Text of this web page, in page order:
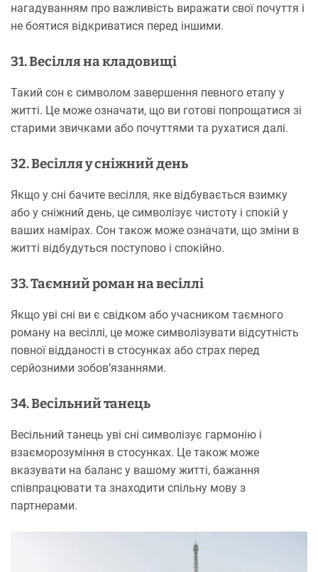
нагадуванням про важливість виражати свої почуття і
не боятися відкриватися перед іншими.
31. Весілля на кладовищі
Такий сон є символом завершення певного етапу у
житті. Це може означати, що ви готові попрощатися зі
старими звичками або почуттями та рухатися далі.
32. Весілля у сніжний день
Якщо у сні бачите весілля, яке відбувається взимку
або у сніжний день, це символізує чистоту і спокій у
ваших намірах. Сон також може означати, що зміни в
житті відбудуться поступово і спокійно.
33. Таємний роман на весіллі
Якщо уві сні ви є свідком або учасником таємного
роману на весіллі, це може символізувати відсутність
повної відданості в стосунках або страх перед
серйозними зобов’язаннями.
34. Весільний танець
Весільний танець уві сні символізує гармонію і
взаєморозуміння в стосунках. Це також може
вказувати на баланс у вашому житті, бажання
співпрацювати та знаходити спільну мову з
партнерами.